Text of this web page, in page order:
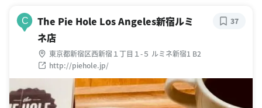
C
The Pie Hole Los Angeles新宿ルミ
ネ店
東京都新宿区西新宿１丁目１-５ ルミネ新宿1 B2
http://piehole.jp/
37